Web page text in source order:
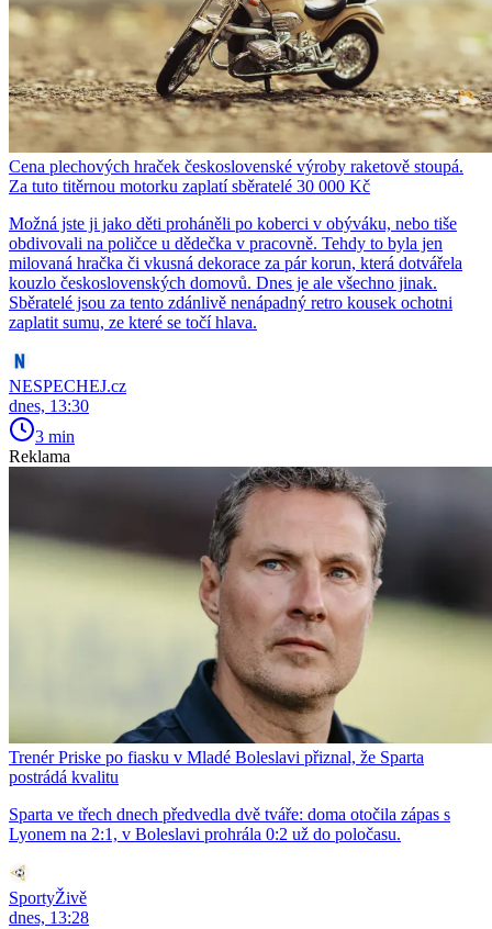
Cena plechových hraček československé výroby raketově stoupá.
Za tuto titěrnou motorku zaplatí sběratelé 30 000 Kč
Možná jste ji jako děti proháněli po koberci v obýváku, nebo tiše
obdivovali na poličce u dědečka v pracovně. Tehdy to byla jen
milovaná hračka či vkusná dekorace za pár korun, která dotvářela
kouzlo československých domovů. Dnes je ale všechno jinak.
Sběratelé jsou za tento zdánlivě nenápadný retro kousek ochotni
zaplatit sumu, ze které se točí hlava.
NESPECHEJ.cz
dnes, 13:30
3 min
Reklama
Trenér Priske po fiasku v Mladé Boleslavi přiznal, že Sparta
postrádá kvalitu
Sparta ve třech dnech předvedla dvě tváře: doma otočila zápas s
Lyonem na 2:1, v Boleslavi prohrála 0:2 už do poločasu.
SportyŽivě
dnes, 13:28